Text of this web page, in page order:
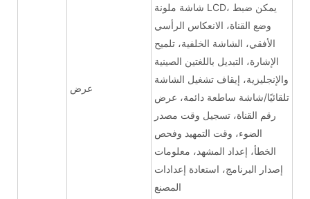
عرض
شاشة ملونة LCD، يمكن ضبط
وضع القناة، الانعكاس الرأسي
الأفقي، الشاشة الخلفية، تلميح
الإشارة، التبديل باللغتين الصينية
والإنجليزية، إيقاف تشغيل الشاشة
تلقائيًا/شاشة ساطعة دائمة، عرض
رقم القناة، تسجيل وقت مصدر
الضوء، وقت التمهيد وفحص
الخطأ، إعداد المشهد، معلومات
إصدار البرنامج، استعادة إعدادات
المصنع